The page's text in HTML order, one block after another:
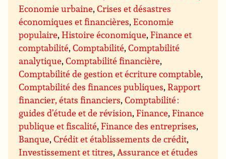
Economie urbaine,Crises et désastres
économiques et financières,Economie
populaire,Histoire économique,Finance et
comptabilité,Comptabilité,Comptabilité
analytique,Comptabilité financière,
Comptabilité de gestion et écriture comptable,
Comptabilité des finances publiques,Rapport
financier, états financiers,Comptabilité :
guides d’étude et de révision,Finance,Finance
publique et fiscalité,Finance des entreprises,
Banque,Crédit et établissements de crédit,
Investissement et titres,Assurance et études